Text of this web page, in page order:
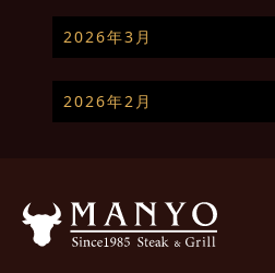
2026年3月
2026年2月